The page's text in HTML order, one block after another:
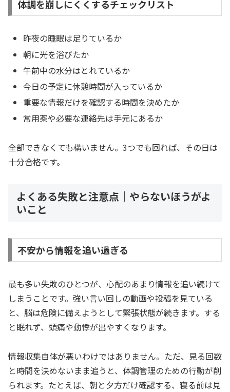
体調を崩しにくくするチェックリスト
昨夜の睡眠は足りているか
朝に光を浴びたか
午前中の水分はとれているか
今日の予定に休憩時間が入っているか
重要な情報だけを確認する時間を決めたか
常用薬や必要な連絡先は手元にあるか
全部できなくても構いません。3つでも回れば、その日は
十分合格です。
よくある失敗と注意点｜やらないほうがよ
いこと
不安から情報を追い過ぎる
最も多い失敗のひとつが、心配のあまり情報を追い続けて
しまうことです。強い言い回しの動画や投稿を見ている
と、脳は危険に備えようとして緊張状態が続きます。する
と眠れず、頭痛や動悸が出やすくなります。
情報収集自体が悪いわけではありません。ただ、見る回数
と時間を決めないまま追うと、体調管理のための行動が削
られます。たとえば、朝と夕方だけ確認する、寝る前は見